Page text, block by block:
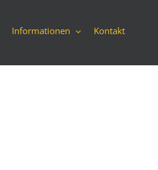
Informationen Kontakt